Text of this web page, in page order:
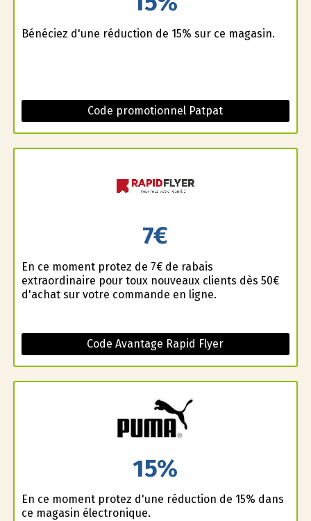
Bénéficiez d'une réduction de 15% sur ce magasin.
Code promotionnel Patpat
7€
En ce moment profitez de 7€ de rabais
extraordinaire pour toux nouveaux clients dès 50€
d'achat sur votre commande en ligne.
Code Avantage Rapid Flyer
15%
En ce moment profitez d'une réduction de 15% dans
ce magasin électronique.